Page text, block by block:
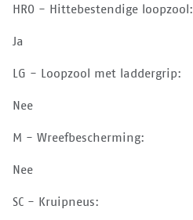
HRO - Hittebestendige loopzool:
Ja
LG - Loopzool met laddergrip:
Nee
M - Wreefbescherming:
Nee
SC - Kruipneus: